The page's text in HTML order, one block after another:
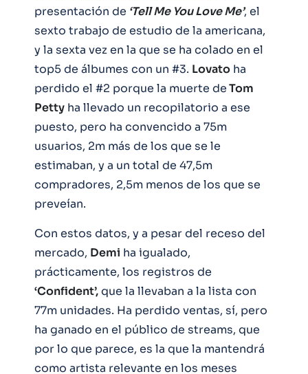
presentación de ‘Tell Me You Love Me’, el
sexto trabajo de estudio de la americana,
y la sexta vez en la que se ha colado en el
top5 de álbumes con un #3. Lovato ha
perdido el #2 porque la muerte deTom
Petty ha llevado un recopilatorio a ese
puesto, pero ha convencido a 75m
usuarios, 2m más de los que se le
estimaban, y a un total de 47,5m
compradores, 2,5m menos de los que se
preveían.
Con estos datos, y a pesar del receso del
mercado, Demi ha igualado,
prácticamente, los registros de
‘Confident’,que la llevaban a la lista con
77m unidades. Ha perdido ventas, sí, pero
ha ganado en el público de streams, que
por lo que parece, es la que la mantendrá
como artista relevante en los meses